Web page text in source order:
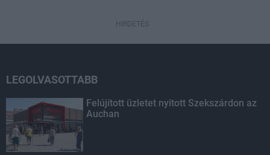
HIRDETÉS
LEGOLVASOTTABB
Felújított üzletet nyitott Szekszárdon az
Auchan